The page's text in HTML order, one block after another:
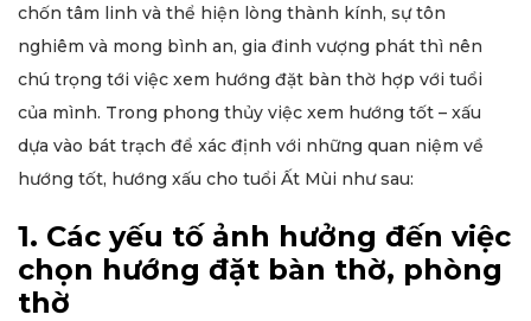
chốn tâm linh và thể hiện lòng thành kính, sự tôn
nghiêm và mong bình an, gia đinh vượng phát thì nên
chú trọng tới việc xem hướng đặt bàn thờ hợp với tuổi
của mình. Trong phong thủy việc xem hướng tốt – xấu
dựa vào bát trạch để xác định với những quan niệm về
hướng tốt, hướng xấu cho tuổi Ất Mùi như sau:
1. Các yếu tố ảnh hưởng đến việc
chọn hướng đặt bàn thờ, phòng
thờ